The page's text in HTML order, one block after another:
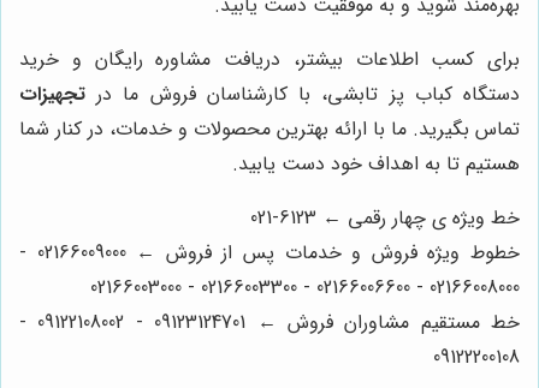
برای کسب اطلاعات بیشتر، دریافت مشاوره رایگان و خرید
دستگاه کباب پز تابشی، با کارشناسان فروش ما در تجهیزات
تماس بگیرید. ما با ارائه بهترین محصولات و خدمات، در کنار شما
هستیم تا به اهداف خود دست یابید.
خط ویژه ی چهار رقمی ← 6123-021
خطوط ویژه فروش و خدمات پس از فروش ← 02166009000 -
02166008000 - 02166006600 - 02166003300 - 02166003000
خط مستقیم مشاوران فروش ← 09123124701 - 09122108002 -
09122200108